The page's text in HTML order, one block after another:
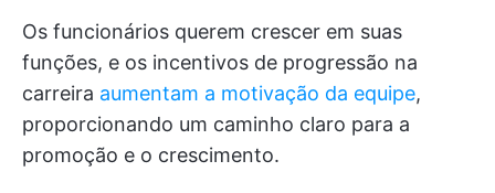
Os funcionários querem crescer em suas
funções, e os incentivos de progressão na
carreira aumentam a motivação da equipe,
proporcionando um caminho claro para a
promoção e o crescimento.